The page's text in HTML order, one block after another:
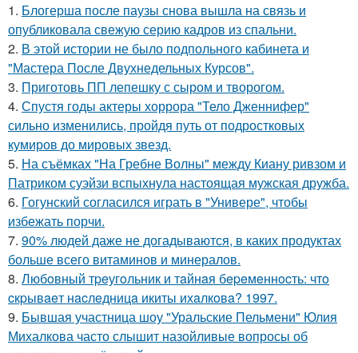
1. Блогерша после паузы снова вышла на связь и
опубликовала свежую серию кадров из спальни.
2. В этой истории не было подпольного кабинета и
"Мастера После Двухнедельных Курсов".
3. Приготовь ПП лепешку с сыром и творогом.
4. Спустя годы актеры хоррора "Тело Дженнифер"
сильно изменились, пройдя путь от подростковых
кумиров до мировых звезд.
5. На съёмках "На Гребне Волны" между Киану ривзом и
Патриком суэйзи вспыхнула настоящая мужская дружба.
6. Гогунский согласился играть в "Универе", чтобы
избежать порчи.
7. 90% людей даже не догадываются, в каких продуктах
больше всего витаминов и минералов.
8. Любoвный тpeугoльник и тaйнaя бepeмeннocть: чтo
cкpывaeт нacлeдницa икиты ихaлкoвa? 1997.
9. Бывшая участница шоу "Уральские Пельмени" Юлия
Михалкова часто слышит назойливые вопросы об